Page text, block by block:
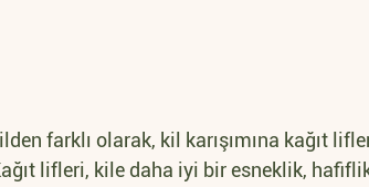
farklı olarak, kil karışımına kağıt
lifleri, kile daha iyi bir esneklik, hafiflik